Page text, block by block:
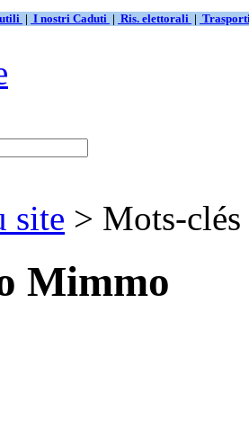
| I nostri Caduti | Ris. elettorali |
site > Mots-
Mimmo